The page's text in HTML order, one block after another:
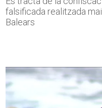
falsificada realitzada
Balears